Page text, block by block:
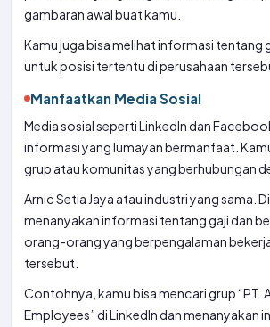
gambaran awal buat kamu.
Kamu juga bisa melihat informasi tentang
untuk posisi tertentu di perusahaan
Manfaatkan Media Sosial
Media sosial seperti LinkedIn dan
informasi yang lumayan bermanfaat.
grup atau komunitas yang berhubungan
Arnic Setia Jaya atau industri yang sama.
menanyakan informasi tentang gaji dan
orang-orang yang berpengalaman
tersebut.
Contohnya, kamu bisa mencari grup “PT.
Employees” di LinkedIn dan menanyakan